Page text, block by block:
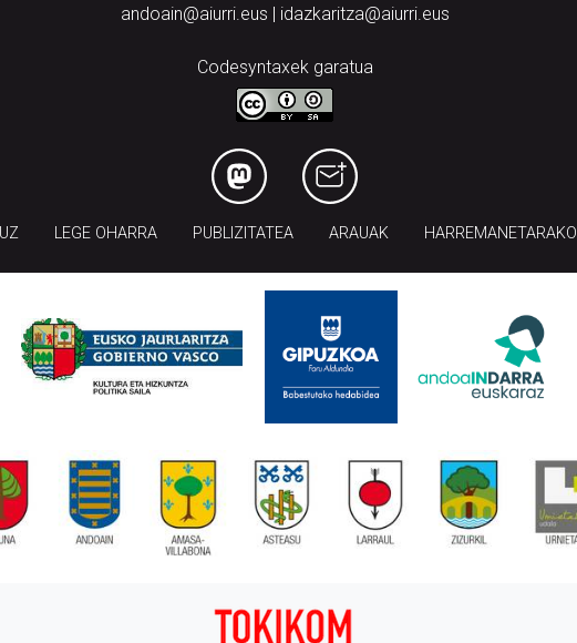
andoain@aiurri.eus | idazkaritza@aiurri.eus
Codesyntaxek garatua
LEGE OHARRA PUBLIZITATEA ARAUAK HARREMANETARAKO